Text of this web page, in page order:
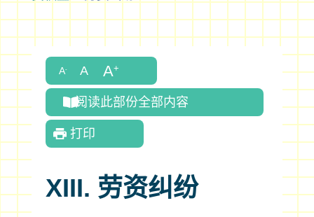
阅读此部份全部内容
打印
XIII. 劳资纠纷